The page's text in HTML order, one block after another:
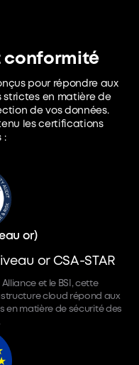
conformité
pour répondre aux
strictes en matière de
de vos données.
les certifications
:
or)
or CSA-STAR
et le BSI, cette
cloud répond aux
en matière de sécurité des